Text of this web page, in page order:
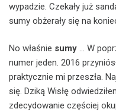
wypadzie. Czekały już
sumy obżerały się na
No właśnie sumy … W
numer jeden. 2016
praktycznie mi przeszła.
się. Dziką Wisłę
zdecydowanie częściej